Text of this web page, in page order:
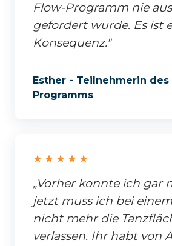
Flow-Programm nie
gefordert wurde. Es ist
Konsequenz."
Esther - Teilnehmerin des
Programms
★★★★★
„Vorher konnte ich gar
jetzt muss ich bei
nicht mehr die
verlassen. Ihr habt von